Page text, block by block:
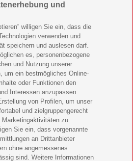
verschenken
verschenken
verschenken
verschenken
verschenken
verschenken
und
willigen Sie ein, dass die
verwenden und
speichern und auslesen darf.
es, personenbezogene
und Nutzung unserer
um ein bestmögliches Online-
oder Funktionen den
Interessen anzupassen.
von Profilen, um unser
und zielgruppengerecht
zu
Sie ein, dass vorgenannte
an Drittanbieter
ohne angemessenes
sind. Weitere Informationen